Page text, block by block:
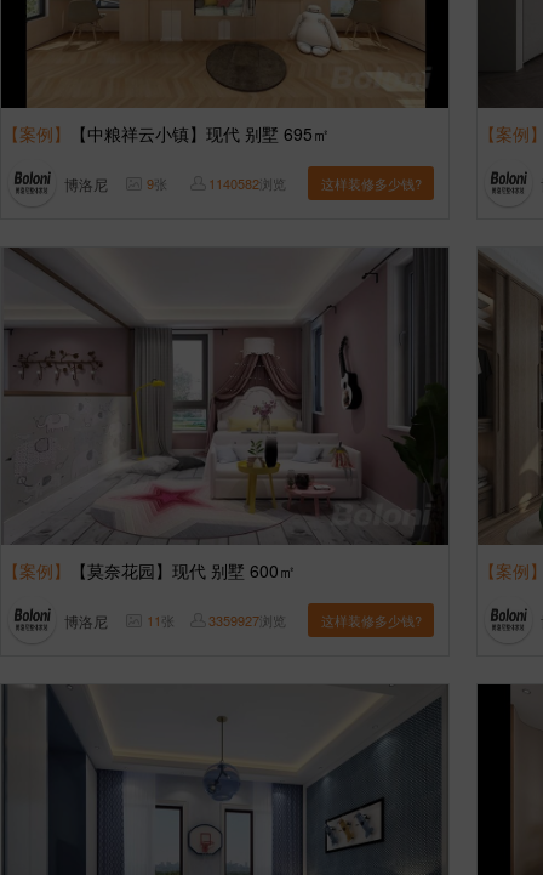
【案例】 【中粮祥云小镇】现代 别墅 695㎡
博洛尼 9张 1140582浏览 这样装修多少钱?
【案例
【案例】 【莫奈花园】现代 别墅 600㎡
博洛尼 11张 3359927浏览 这样装修多少钱?
【案例